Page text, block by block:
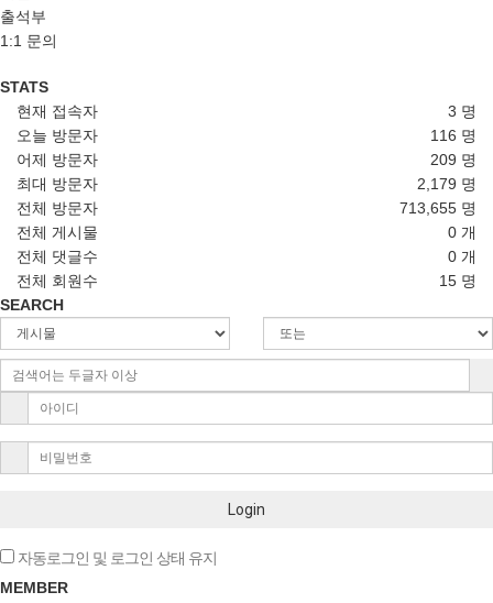
출석부
1:1 문의
STATS
3 명
현재 접속자
116 명
오늘 방문자
209 명
어제 방문자
2,179 명
최대 방문자
713,655 명
전체 방문자
0 개
전체 게시물
0 개
전체 댓글수
15 명
전체 회원수
SEARCH
Login
자동로그인 및 로그인 상태 유지
MEMBER